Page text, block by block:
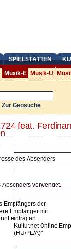
SPIELSTÄTTEN
Musik-E Musik-U
Zur Geosuche
feat.
des Absenders
Absenders verwendet.
Empfängers der
Empfänger mit
eintragen.
Kultur.net Online
(HU/PL/A)"